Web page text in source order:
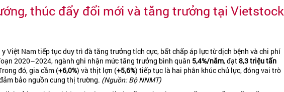
thúc đẩy đổi mới và tăng trưởng tại Vietstock
Việt Nam tiếp tục duy trì đà tăng trưởng tích cực, bất chấp áp lực từ dịch bệnh và chi phí
2020–2024, ngành ghi nhận mức tăng trưởng bình quân 5,4%/năm, đạt8,3 triệu tấn
đó, gia cầm (+6,0%) và thịt lợn (+5,6%) tiếp tục là hai phân khúc chủ lực, đóng vai trò
bảo nguồn cung thị trường. (Nguồn: Bộ NNMT)